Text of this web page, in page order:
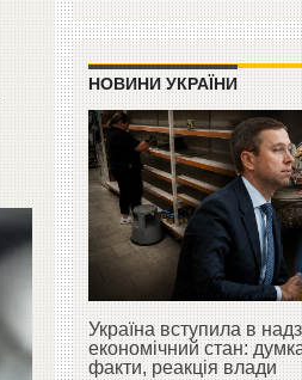
НОВИНИ УКРАЇНИ
Україна вступила в
економічний стан:
факти, реакція влади